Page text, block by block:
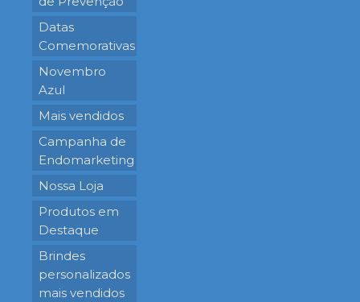
Datas
Comemorativas
Novembro
Azul
Mais vendidos
Campanha de
Endomarketing
Nossa Loja
Produtos em
Destaque
Brindes
personalizados
mais vendidos